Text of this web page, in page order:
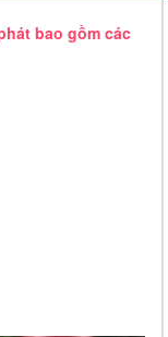
bao gồm các